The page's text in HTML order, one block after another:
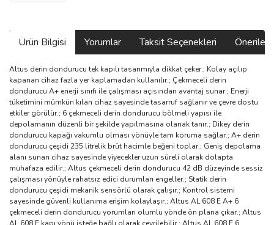
Ürün Bilgisi Yorumlar Taksit Seçenekleri
Altus derin dondurucu tek kapılı tasarımıyla dikkat çeker.; Kolay açılıp
kapanan cihaz fazla yer kaplamadan kullanılır.; Çekmeceli derin
dondurucu A+ enerji sınıfı ile çalışması açısından avantaj sunar.; Enerji
tüketimini mümkün kılan cihaz sayesinde tasarruf sağlanır ve çevre dostu
etkiler görülür.; 6 çekmeceli derin dondurucu bölmeli yapısı ile
depolamanın düzenli bir şekilde yapılmasına olanak tanır.; Dikey derin
dondurucu kapağı vakumlu olması yönüyle tam koruma sağlar.; A+ derin
dondurucu çeşidi 235 litrelik brüt hacimle beğeni toplar.; Geniş depolama
alanı sunan cihaz sayesinde yiyecekler uzun süreli olarak dolapta
muhafaza edilir.; Altus çekmeceli derin dondurucu 42 dB düzeyinde sessiz
çalışması yönüyle rahatsız edici durumları engeller.; Statik derin
dondurucu çeşidi mekanik sensörlü olarak çalışır.; Kontrol sistemi
sayesinde güvenli kullanıma erişim kolaylaşır.; Altus AL 608 E A+ 6
çekmeceli derin dondurucu yorumları olumlu yönde ön plana çıkar.; Altus